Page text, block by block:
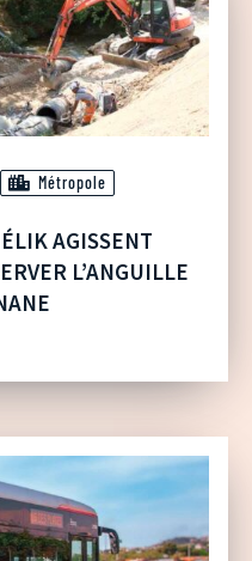
Métropole
AGISSENT
L’ANGUILLE